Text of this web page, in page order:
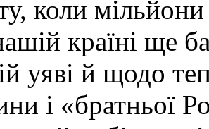
коли
країні ще
уяві й щодо
і «братньої